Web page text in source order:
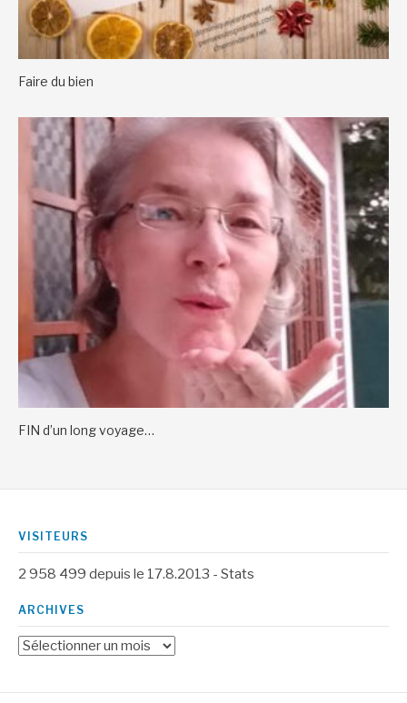
Faire du bien
FIN d’un long voyage…
VISITEURS
2 958 499 depuis le 17.8.2013 - Stats
ARCHIVES
Archives